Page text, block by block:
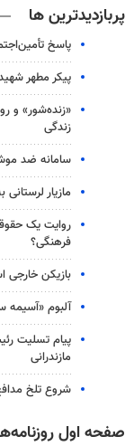
پربازدیدترین ها
پاسخ
پیکر مطهر
«زنده‌شور» و
زندگی
سامانه ضد
مازیار
روایت یک
فرهنگی؟
بازیکن خارجی
آلبوم
پیام تسلیت
مازندرانی
شروع تلخ
صفحه اول